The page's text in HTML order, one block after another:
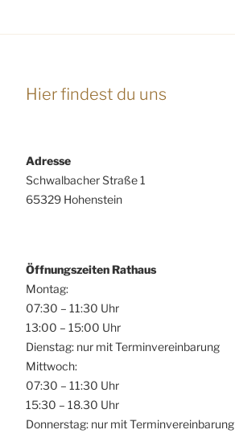
Hier findest du uns
Adresse
Schwalbacher Straße 1
65329 Hohenstein
Öffnungszeiten Rathaus
Montag:
07:30 – 11:30 Uhr
13:00 – 15:00 Uhr
Dienstag: nur mit Terminvereinbarung
Mittwoch:
07:30 – 11:30 Uhr
15:30 – 18.30 Uhr
Donnerstag: nur mit Terminvereinbarung